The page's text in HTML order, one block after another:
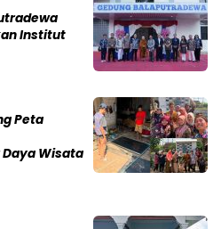
Institut
Peta
Wisata